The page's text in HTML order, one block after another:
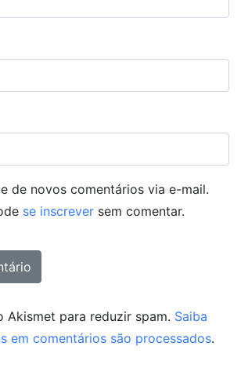
de novos comentários via e-mail.
se inscrever sem comentar.
Akismet para reduzir spam. Saiba
em comentários são processados.